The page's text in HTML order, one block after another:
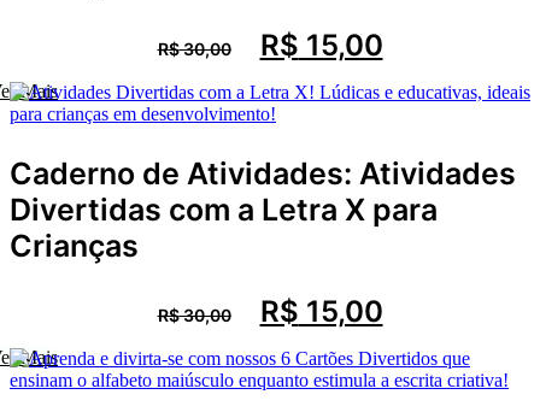
R$30,00
O
preço
era:
R$ 30,00.
R$ 15,00O
preço
é:
Comprar
Mais
Caderno de Atividades: Atividades
Divertidas com a Letra X para
Crianças
R$30,00
O
preço
era:
R$ 30,00.
R$ 15,00O
preço
é:
R$ 15,00.
Comprar
Mais